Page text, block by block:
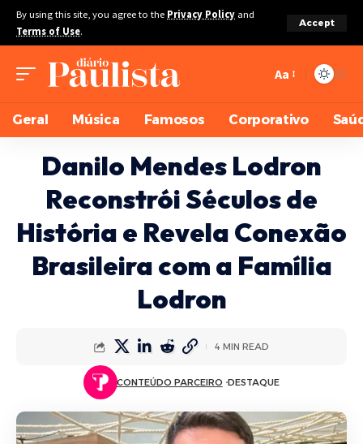
By using this site, you agree to the Privacy Policy and
Terms of Use.
Accept
Aa
Geral Música Famosos Corporativo
Danilo Mendes Lodron
Reconstrói Séculos de
História e Revela Conexão
Brasileira com a Família
Lodron
CONTEÚDO PARCEIRO DESTAQUE
4 MIN READ